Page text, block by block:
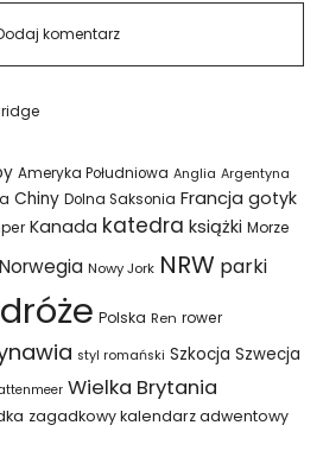
Ameryka Południowa Anglia Argentyna
Chiny Dolna Saksonia Francja gotyk
Kanada katedra książki Morze
Norwegia Nowy Jork NRW parki
Polska Ren rower
styl romański Szkocja Szwecja
Wielka Brytania
zagadkowy kalendarz adwentowy